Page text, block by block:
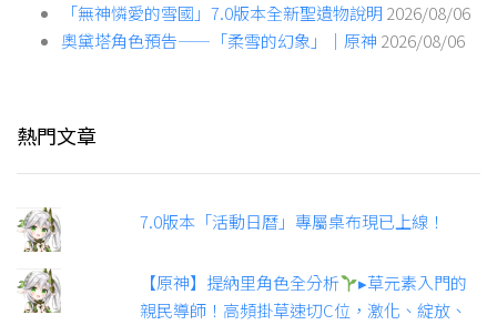
「無神憐愛的雪國」7.0版本全新聖遺物說明 2026/08/06
奧黛塔角色預告——「柔雪的幻象」｜原神 2026/08/06
熱門文章
7.0版本「活動日曆」專屬桌布現已上線！
【原神】提納里角色全分析
▸草元素入門的
親民導師！高頻掛草速切C位，激化、綻放、